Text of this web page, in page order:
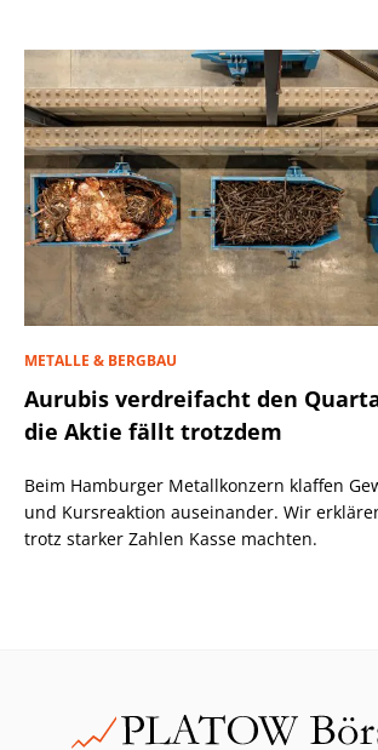
METALLE & BERGBAU
Aurubis verdreifacht den
die Aktie fällt trotzdem
Beim Hamburger Metallkonzern klaffen
und Kursreaktion auseinander. Wir
trotz starker Zahlen Kasse machten.